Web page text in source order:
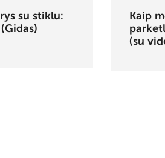
su stiklu:
Kaip
(su